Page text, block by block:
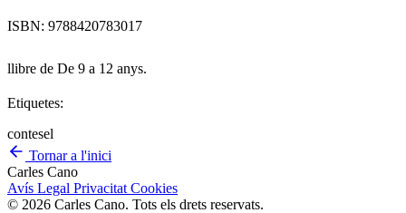
ISBN: 9788420783017
llibre de De 9 a 12 anys.
Etiquetes:
contesel
Tornar a l'inici
Carles Cano
Avís Legal Privacitat Cookies
© 2026 Carles Cano. Tots els drets reservats.